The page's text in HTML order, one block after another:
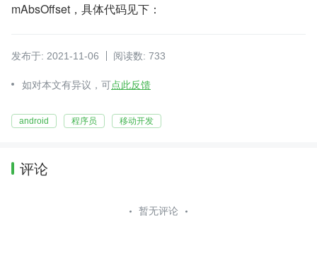
mAbsOffset，具体代码见下：
发布于: 2021-11-06 阅读数: 733
如对本文有异议，可点此反馈
android 程序员 移动开发
评论
暂无评论